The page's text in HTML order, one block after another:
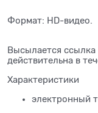
Формат: HD-видео.
Высылается ссылка
действительна в
Характеристики
электронный